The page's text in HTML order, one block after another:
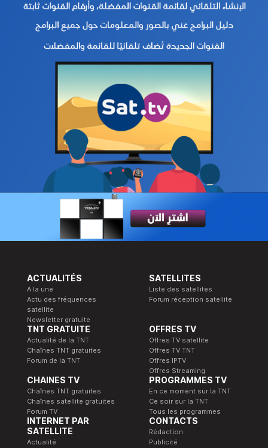
ACTUALITÉS
A la une
Actu des fréquences
satellite
Newsletter gratuite
SATELLITES
Liste des satellites
Forum réception satellite
TNT GRATUITE
Actualité de la TNT
Chaînes TNT gratuites
Forum de la TNT
OFFRES TV
Offres TV satellite
Offres TV TNT
Offres IPTV
Offres Streaming
CHAINES TV
Chaînes TNT gratuites
Chaînes satellite gratuites
Forum TV
PROGRAMMES TV
En ce moment sur la TNT
Ce soir sur la TNT
Tous les programmes
INTERNET PAR
SATELLITE
Actualité
CONTACTS
Rédaction
Publicité